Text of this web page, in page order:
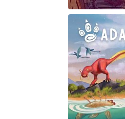
The Monk and
Heart of